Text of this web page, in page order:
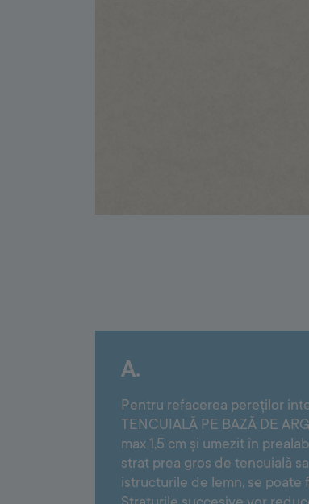
A.
Pentru refacerea pereților
TENCUIALĂ PE BAZĂ DE
max 1,5 cm și umezit în
strat prea gros de tencuială
istructurile de lemn, se poate